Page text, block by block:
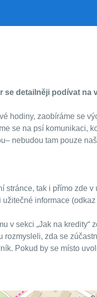
detailněji podívat
hodiny, zaobíráme se
se na psí komunikaci,
nebudou tam pouze
tak i přímo zde
informace
v sekci „Jak na kredity“
zda se
Pokud by se místo